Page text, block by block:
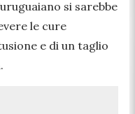
si sarebbe
le cure
e di un taglio